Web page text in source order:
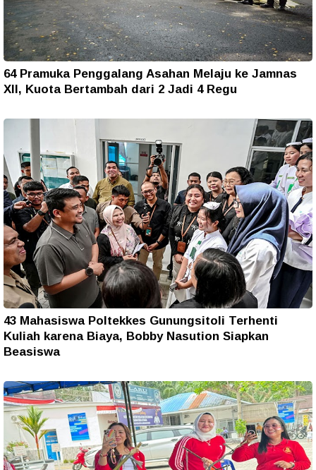
64 Pramuka Penggalang Asahan Melaju ke Jamnas
XII, Kuota Bertambah dari 2 Jadi 4 Regu
43 Mahasiswa Poltekkes Gunungsitoli Terhenti
Kuliah karena Biaya, Bobby Nasution Siapkan
Beasiswa